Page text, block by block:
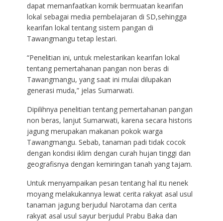
dapat memanfaatkan komik bermuatan kearifan
lokal sebagai media pembelajaran di SD,sehingga
kearifan lokal tentang sistem pangan di
Tawangmangu tetap lestari.
“Penelitian ini, untuk melestarikan kearifan lokal
tentang pemertahanan pangan non beras di
Tawangmangu, yang saat ini mulai dilupakan
generasi muda,” jelas Sumarwati.
Dipilihnya penelitian tentang pemertahanan pangan
non beras, lanjut Sumarwati, karena secara historis
jagung merupakan makanan pokok warga
Tawangmangu. Sebab, tanaman padi tidak cocok
dengan kondisi iklim dengan curah hujan tinggi dan
geografisnya dengan kemiringan tanah yang tajam.
Untuk menyampaikan pesan tentang hal itu nenek
moyang melakukannya lewat cerita rakyat asal usul
tanaman jagung berjudul Narotama dan cerita
rakyat asal usul sayur berjudul Prabu Baka dan